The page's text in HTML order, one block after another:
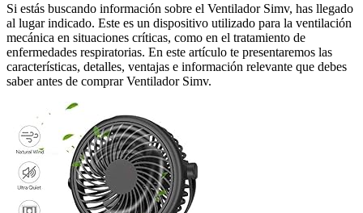
Si estás buscando información sobre el Ventilador Simv, has llegado
al lugar indicado. Este es un dispositivo utilizado para la ventilación
mecánica en situaciones críticas, como en el tratamiento de
enfermedades respiratorias. En este artículo te presentaremos las
características, detalles, ventajas e información relevante que debes
saber antes de comprar Ventilador Simv.